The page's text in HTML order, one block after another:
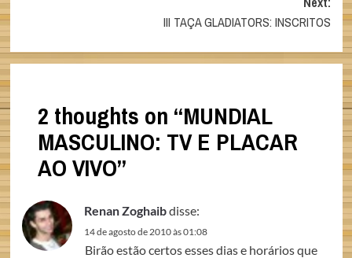
III TAÇA GLADIATORS: INSCRITOS
2 thoughts on “MUNDIAL
MASCULINO: TV E PLACAR
AO VIVO”
Renan Zoghaibdisse:
14 de agosto de 2010 às 01:08
Birão estão certos esses dias e horários que